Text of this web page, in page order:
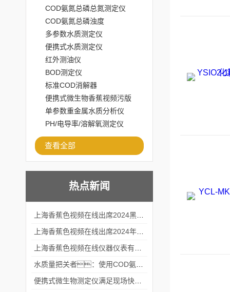
COD氨氮总磷总氮测定仪
COD氨氮总磷浊度
多参数水质测定仪
便携式水质测定仪
红外测油仪
BOD测定仪
标准COD消解器
便携式微生物香蕉视频污版
APP下载
单参数重金属水质分析仪
PH/电导率/溶解氧测定仪
查看全部
热点新闻